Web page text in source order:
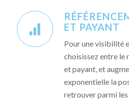
ET PAYANT
Pour une visibilité
choisissez entre le
et payant, et
exponentielle la
retrouver parmi